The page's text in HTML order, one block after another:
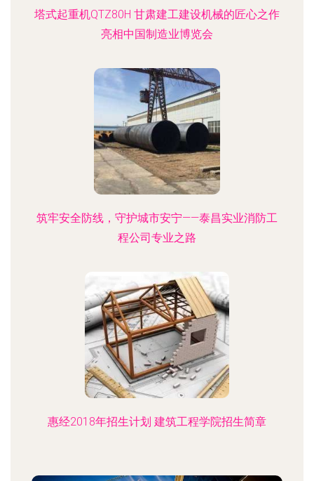
塔式起重机QTZ80H 甘肃建工建设机械的匠心之作
亮相中国制造业博览会
筑牢安全防线，守护城市安宁——泰昌实业消防工
程公司专业之路
惠经2018年招生计划 建筑工程学院招生简章